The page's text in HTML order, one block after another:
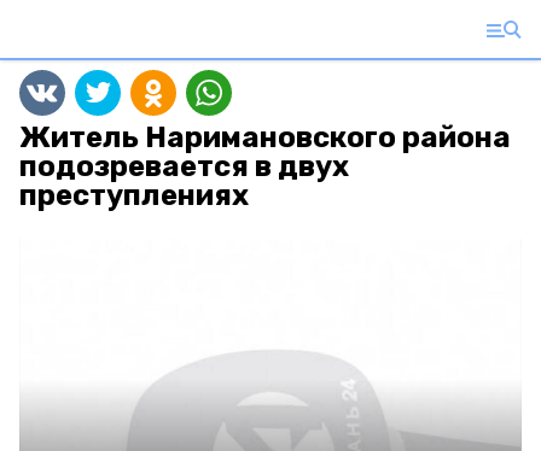
Житель Наримановского района
подозревается в двух
преступлениях